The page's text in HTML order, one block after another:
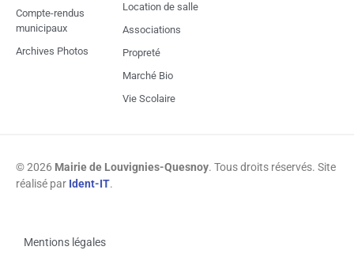
Compte-rendus
municipaux
Archives Photos
Location de salle
Associations
Propreté
Marché Bio
Vie Scolaire
© 2026 Mairie de Louvignies-Quesnoy. Tous droits réservés. Site
réalisé par Ident-IT.
Mentions légales